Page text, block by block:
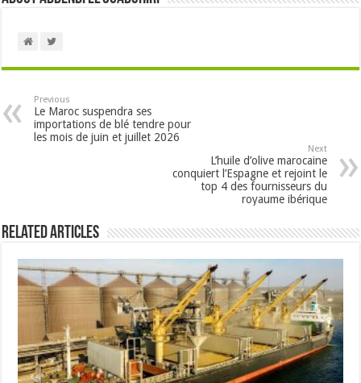
Previous
Le Maroc suspendra ses
importations de blé tendre pour
les mois de juin et juillet 2026
Next
L’huile d’olive marocaine
conquiert l’Espagne et rejoint le
top 4 des fournisseurs du
royaume ibérique
Related Articles